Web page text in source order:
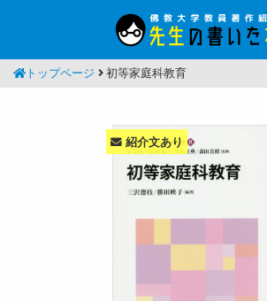
トップページ 初等家庭科教育
紹介文あり